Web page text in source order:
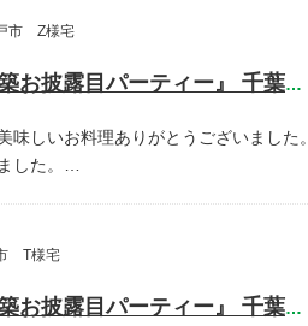
市 Z様宅
開催しました! 『新築お披露目パーティー』 千葉県松戸市 Z様宅
味しいお料理ありがとうございました。
した。…
T様宅
開催しました! 『新築お披露目パーティー』 千葉県柏市 T様宅